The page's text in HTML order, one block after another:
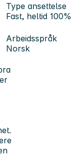
Type ansettelse
Fast, heltid 100%
Arbeidsspråk
Norsk